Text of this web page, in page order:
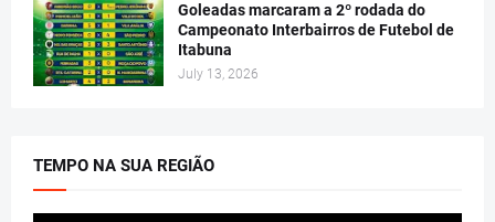
Goleadas marcaram a 2º rodada do
Campeonato Interbairros de Futebol de
Itabuna
July 13, 2026
TEMPO NA SUA REGIÃO